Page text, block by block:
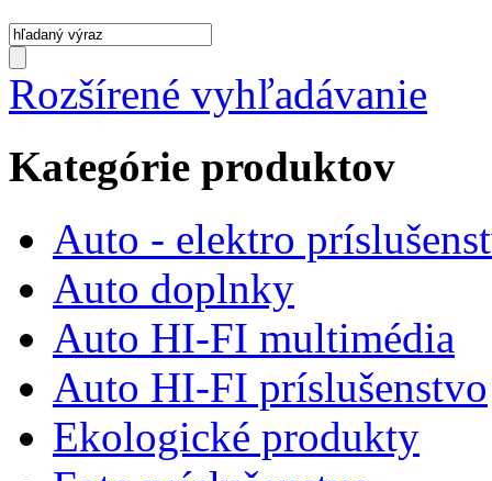
Rozšírené vyhľadávanie
Kategórie produktov
Auto - elektro
Auto doplnky
Auto HI-FI multimédia
Auto HI-FI príslušenstvo
Ekologické produkty